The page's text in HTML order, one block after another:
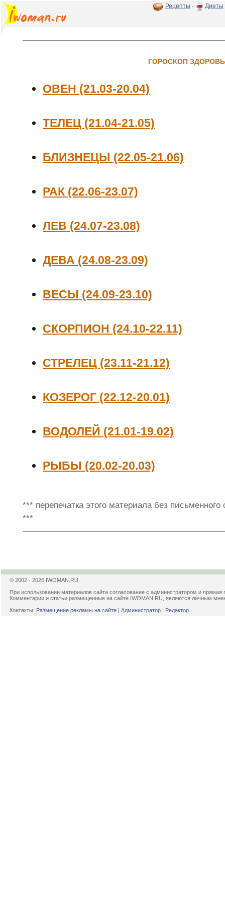
Рецепты · Диеты
ГОРОСКОП
ОВЕН (21.03-20.04)
ТЕЛЕЦ (21.04-21.05)
БЛИЗНЕЦЫ (22.05-21.06)
РАК (22.06-23.07)
ЛЕВ (24.07-23.08)
ДЕВА (24.08-23.09)
ВЕСЫ (24.09-23.10)
СКОРПИОН (24.10-22.11)
СТРЕЛЕЦ (23.11-21.12)
КОЗЕРОГ (22.12-20.01)
ВОДОЛЕЙ (21.01-19.02)
РЫБЫ (20.02-20.03)
*** перепечатка этого материала без
***
© 2002 - 2026 IWOMAN.RU
При использовании материалов сайта согласование с администратором и прямая
Комментарии и статьи размещенные на сайте IWOMAN.RU, являются личным
Контакты: Размещение рекламы на сайте | Администратор | Редактор